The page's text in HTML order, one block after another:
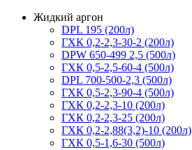
Жидкий аргон
DPL 195 (200л)
ГХК 0,2-2,3-30-2 (200л)
DPW 650-499 2,5 (500л)
ГХК 0,5-2,5-60-4 (500л)
DPL 700-500-2,3 (500л)
ГХК 0,5-2,3-90-4 (500л)
ГХК 0,2-2,3-10 (200л)
ГХК 0,2-2,3-25 (200л)
ГХК 0,2-2,88(3,2)-10 (200л)
ГХК 0,5-1,6-30 (500л)